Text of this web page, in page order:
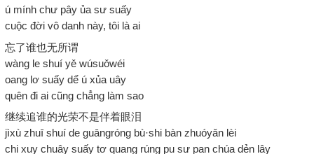
ú mính chư pây ủa sư suấy
cuộc đời vô danh này, tôi là ai
忘了谁也无所谓
wàng le shuí yě wúsuǒwéi
oang lơ suấy dể ú xủa uây
quên đi ai cũng chẳng làm sao
继续追谁的光荣不是伴着眼泪
jìxù zhuī shuí de guāngróng bù·shi bàn zhuóyǎn lèi
chi xuy chuây suấy tơ quang rúng pu sư pan chúa dẻn lây